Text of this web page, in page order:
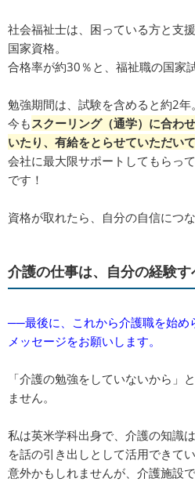
社会福祉士は、困っている方と支
国家資格。
合格率が約30％と、福祉職の国家
勉強期間は、試験を含めると約2年。
今も スクーリング（通学）に合わ
いたり、有給をとらせていただい
会社に最大限サポートしてもらっ
です！
資格が取れたら、自分の自信につな
介護の仕事は、自分の経験
──最後に、これから介護職を始め
メッセージをお願いします。
「介護の勉強をしていないから」
ません。
私は英米学科出身で、介護の知識
を話の引き出しとして活用できてい
意外かもしれませんが、介護施設